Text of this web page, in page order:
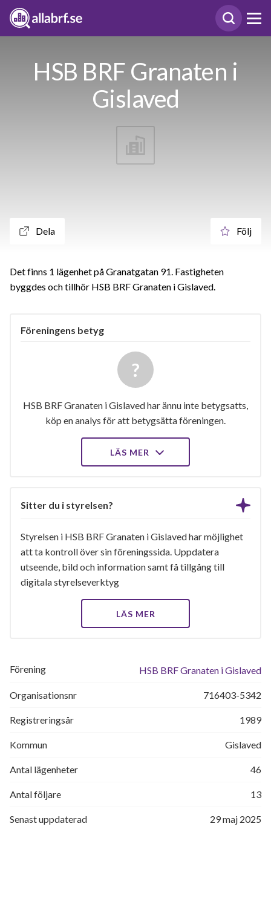
HSB BRF Granaten i
Gislaved
Dela Följ
Det finns 1 lägenhet på Granatgatan 91. Fastigheten
byggdes och tillhör HSB BRF Granaten i Gislaved.
Föreningens betyg
HSB BRF Granaten i Gislaved har ännu inte betygsatts,
köp en analys för att betygsätta föreningen.
LÄS MER
Sitter du i styrelsen?
Styrelsen i HSB BRF Granaten i Gislaved har möjlighet
att ta kontroll över sin föreningssida. Uppdatera
utseende, bild och information samt få tillgång till
digitala styrelseverktyg
LÄS MER
Förening HSB BRF Granaten i Gislaved
Organisationsnr 716403-5342
Registreringsår 1989
Kommun Gislaved
Antal lägenheter 46
Antal följare 13
Senast uppdaterad 29 maj 2025